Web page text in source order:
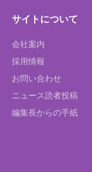
サイトについて
会社案内
採用情報
お問い合わせ
ニュース読者投稿
編集長からの手紙